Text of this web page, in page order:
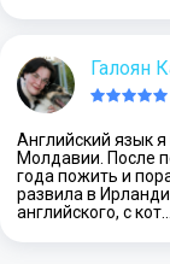
Галоян
Английский язык
Молдавии. После
года пожить и
развила в
английского, с кот…